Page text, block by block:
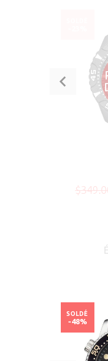
SOLDÉ
-48%